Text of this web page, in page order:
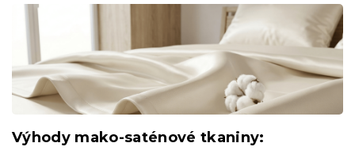
Výhody mako-saténové tkaniny: